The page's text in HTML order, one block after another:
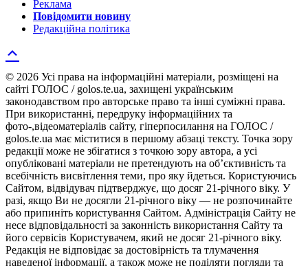
Реклама
Повідомити новину
Редакційна політика
© 2026 Усі права на інформаційні матеріали, розміщені на
сайті ГОЛОС / golos.te.ua, захищені українським
законодавством про авторське право та інші суміжні права.
При використанні, передруку інформаційних та
фото-,відеоматеріалів сайту, гіперпосилання на ГОЛОС /
golos.te.ua має міститися в першому абзаці тексту. Точка зору
редакції може не збігатися з точкою зору автора, а усі
опубліковані матеріали не претендують на об’єктивність та
всебічність висвітлення теми, про яку йдеться. Користуючись
Сайтом, відвідувач підтверджує, що досяг 21-річного віку. У
разі, якщо Ви не досягли 21-річного віку — не розпочинайте
або припиніть користування Сайтом. Адміністрація Сайту не
несе відповідальності за законність використання Сайту та
його сервісів Користувачем, який не досяг 21-річного віку.
Редакція не відповідає за достовірність та тлумачення
наведеної інформації, а також може не поділяти погляди та